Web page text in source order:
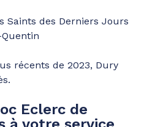
Saints des Derniers Jours
récents de 2023, Dury
Eclerc de